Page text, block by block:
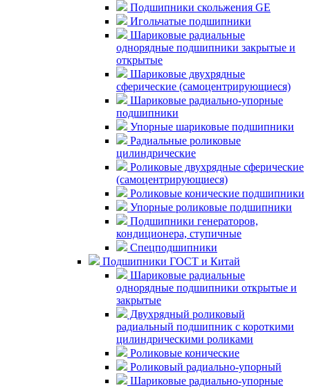
Подшипники скольжения GE
Игольчатые подшипники
Шариковые радиальные
однорядные подшипники закрытые и
открытые
Шариковые двухрядные
сферические (самоцентрирующиеся)
Шариковые радиально-упорные
подшипники
Упорные шариковые подшипники
Радиальные роликовые
цилиндрические
Роликовые двухрядные сферические
(самоцентрирующиеся)
Роликовые конические подшипники
Упорные роликовые подшипники
Подшипники генераторов,
кондиционера, ступичные
Спецподшипники
Подшипники ГОСТ и Китай
Шариковые радиальные
однорядные подшипники открытые и
закрытые
Двухрядный роликовый
радиальный подшипник с короткими
цилиндрическими роликами
Роликовые конические
Роликовый радиально-упорный
Шариковые радиально-упорные